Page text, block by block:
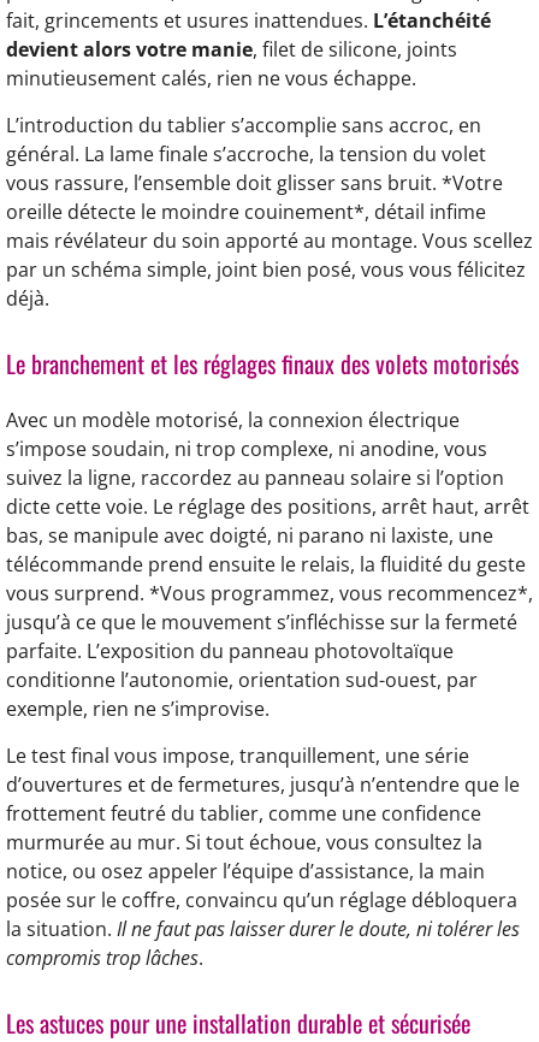
fait, grincements et usures inattendues. L’étanchéité
devient alors votre manie, filet de silicone, joints
minutieusement calés, rien ne vous échappe.
L’introduction du tablier s’accomplie sans accroc, en
général. La lame finale s’accroche, la tension du volet
vous rassure, l’ensemble doit glisser sans bruit. *Votre
oreille détecte le moindre couinement*, détail infime
mais révélateur du soin apporté au montage. Vous scellez
par un schéma simple, joint bien posé, vous vous félicitez
déjà.
Le branchement et les réglages finaux des volets motorisés
Avec un modèle motorisé, la connexion électrique
s’impose soudain, ni trop complexe, ni anodine, vous
suivez la ligne, raccordez au panneau solaire si l’option
dicte cette voie. Le réglage des positions, arrêt haut, arrêt
bas, se manipule avec doigté, ni parano ni laxiste, une
télécommande prend ensuite le relais, la fluidité du geste
vous surprend. *Vous programmez, vous recommencez*,
jusqu’à ce que le mouvement s’infléchisse sur la fermeté
parfaite. L’exposition du panneau photovoltaïque
conditionne l’autonomie, orientation sud-ouest, par
exemple, rien ne s’improvise.
Le test final vous impose, tranquillement, une série
d’ouvertures et de fermetures, jusqu’à n’entendre que le
frottement feutré du tablier, comme une confidence
murmurée au mur. Si tout échoue, vous consultez la
notice, ou osez appeler l’équipe d’assistance, la main
posée sur le coffre, convaincu qu’un réglage débloquera
la situation. Il ne faut pas laisser durer le doute, ni tolérer les
compromis trop lâches.
Les astuces pour une installation durable et sécurisée